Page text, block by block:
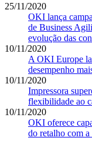
25/11/2020
OKI lança
de Business
evolução das
10/11/2020
A OKI Europe
desempenho
10/11/2020
Impressora
flexibilidade ao
10/11/2020
OKI oferece
do retalho com